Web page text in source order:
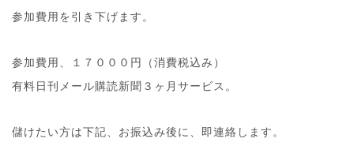
参加費用を引き下げます。
参加費用、１７０００円（消費税込み）
有料日刊メール購読新聞３ヶ月サービス。
儲けたい方は下記、お振込み後に、即連絡します。